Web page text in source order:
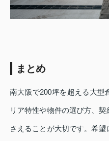
まとめ
南大阪で200坪を超える大型
リア特性や物件の選び方、
さえることが大切です。希